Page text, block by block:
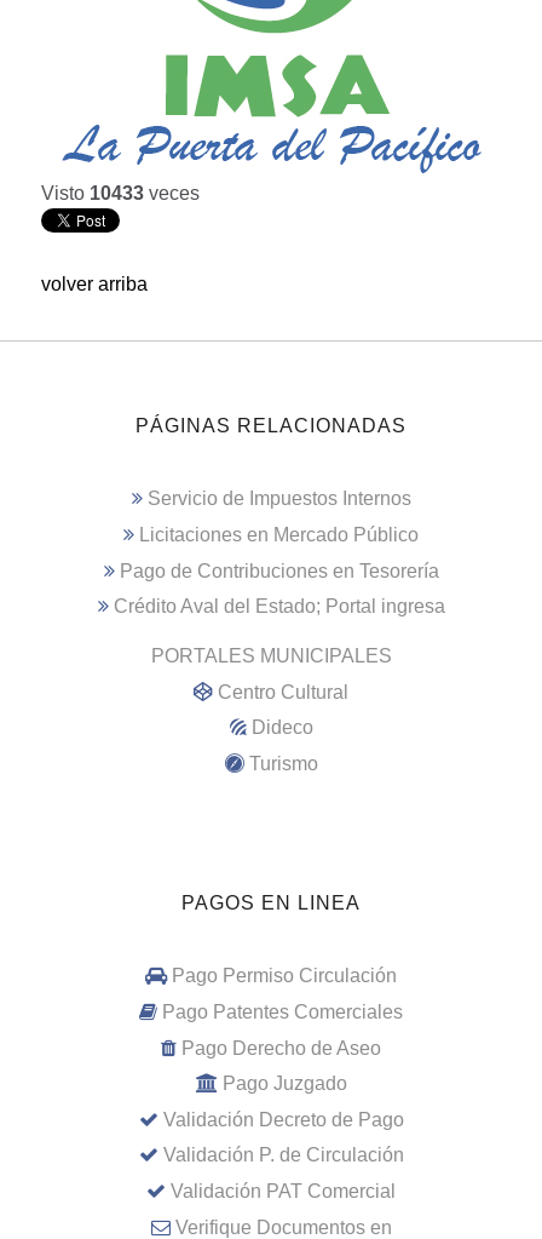
Visto 10433 veces
volver arriba
PÁGINAS RELACIONADAS
Servicio de Impuestos Internos
Licitaciones en Mercado Público
Pago de Contribuciones en Tesorería
Crédito Aval del Estado; Portal ingresa
PORTALES MUNICIPALES
Centro Cultural
Dideco
Turismo
PAGOS EN LINEA
Pago Permiso Circulación
Pago Patentes Comerciales
Pago Derecho de Aseo
Pago Juzgado
Validación Decreto de Pago
Validación P. de Circulación
Validación PAT Comercial
Verifique Documentos en